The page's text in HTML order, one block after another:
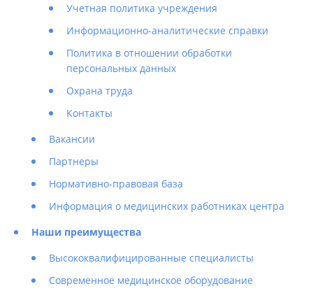
Учетная политика учреждения
Информационно-аналитические справки
Политика в отношении обработки
персональных данных
Охрана труда
Контакты
Вакансии
Партнеры
Нормативно-правовая база
Информация о медицинских работниках центра
Наши преимущества
Высококвалифицированные специалисты
Современное медицинское оборудование